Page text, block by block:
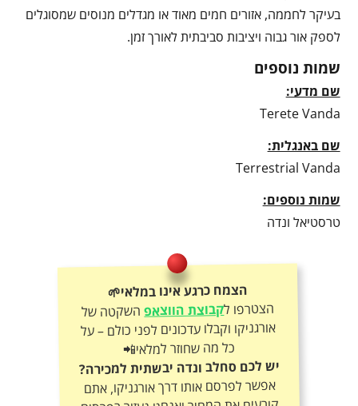
בעיקר לחממה, אזורים חמים מאוד או מגדלים מנוסים שמסוגלים
לספק אור גבוה ויציבות סביבתית לאורך זמן.
שמות נוספים
שם מדעי:
Terete Vanda
שם באנגלית:
Terrestrial Vanda
שמות נוספים:
טרסטיאל ונדה
הצמח כרגע אינו במלאי🌱
הצטרפו לקבוצת הווצאפהשקטה של
אורגניקו וקבלו עדכונים לפני כולם – על
כל מה שחוזר למלאי📲
יש לכם סחלב ונדה יבשתית למכירה?
אפשר לפרסם אותו דרך אורגניקו, אתם
קובעים את המחיר ואנחנו נעזור בפרסום